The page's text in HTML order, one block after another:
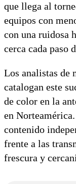
que llega al
equipos con
con una ruidosa
cerca cada paso
Los analistas de
catalogan este
de color en la
en
contenido
frente a las
frescura y